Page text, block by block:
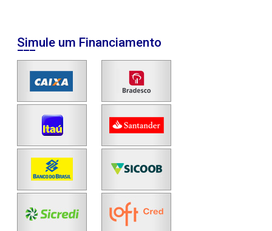
Simule um Financiamento